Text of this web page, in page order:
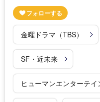
金曜ドラマ（TBS）
SF・近未来
ヒューマンエンターテイ